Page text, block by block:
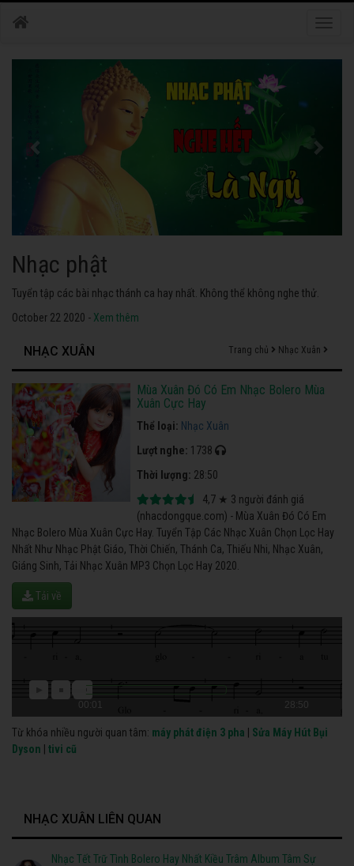
Nhạc phật
Tuyển tập các bài nhạc thánh ca hay nhất. Không thể không nghe thử.
October 22 2020 - Xem thêm
NHẠC XUÂN Trang chủ Nhạc Xuân
Mùa Xuân Đó Có Em Nhạc Bolero Mùa
Xuân Cực Hay
Thể loại: Nhạc Xuân
Lượt nghe: 1738
Thời lượng: 28:50
4,7 ★ 3 người đánh giá
(nhacdongque.com) - Mùa Xuân Đó Có Em
Nhạc Bolero Mùa Xuân Cực Hay. Tuyển Tập Các Nhạc Xuân Chọn Lọc Hay
Nhất Như Nhạc Phật Giáo, Thời Chiến, Thánh Ca, Thiếu Nhi, Nhạc Xuân,
Giáng Sinh, Tải Nhạc Xuân MP3 Chọn Lọc Hay 2020.
Tải về
00:01 28:50
Từ khóa nhiều người quan tâm: máy phát điện 3 pha
Sửa Máy Hút Bụi
Dyson
tivi cũ
NHẠC XUÂN LIÊN QUAN
Nhạc Tết Trữ Tình Bolero Hay Nhất Kiều Trâm Album Tâm Sự